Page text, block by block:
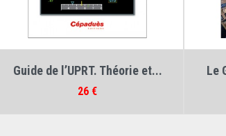
Guide de l’UPRT. Théorie et...
Prix
26 €
Le